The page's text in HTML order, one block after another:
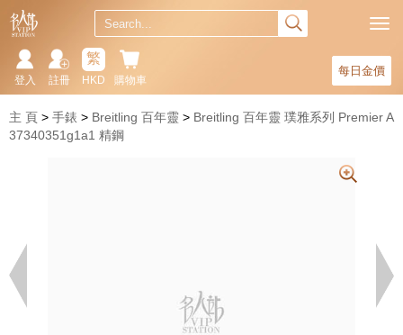
每日金價
購物車
繁
HKD
註冊
登入
主 頁 手錶 Breitling 百年靈
Breitling 百年靈 璞雅系列 Premier A
37340351g1a1 精鋼